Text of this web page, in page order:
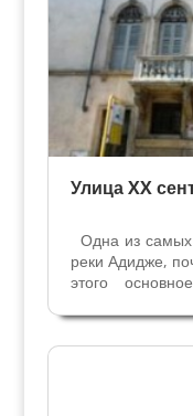
Улицы
Улица XX
Одна из
реки Адидже,
этого
сентября,